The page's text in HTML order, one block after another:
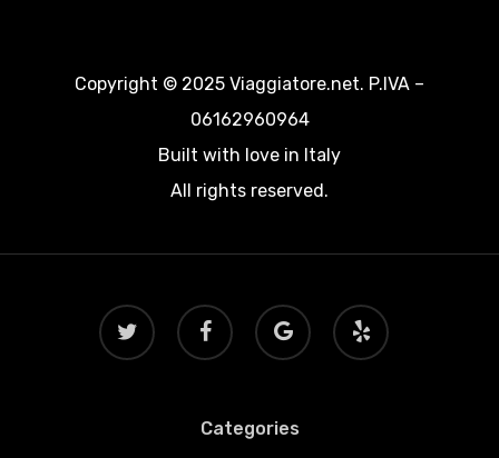
Copyright © 2025 Viaggiatore.net. P.IVA –
06162960964
Built with love in Italy
All rights reserved.
twitter facebook
google-
plus
yelp
Categories